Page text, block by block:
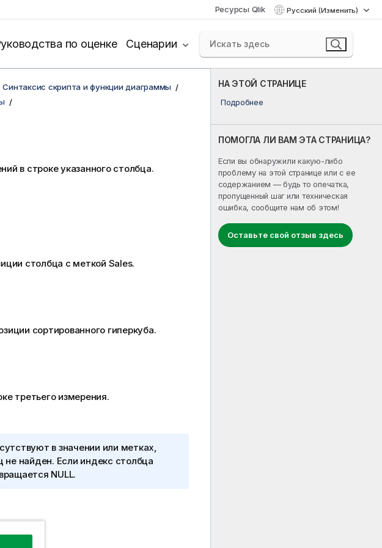
Ресурсы Qlik Русский (Изменить)
по оценке Сценарии
НА ЭТОЙ СТРАНИЦЕ
Подробнее
ПОМОГЛА ЛИ ВАМ ЭТА СТРАНИЦА?
Если вы обнаружили какую-либо
проблему на этой странице или с ее
содержанием — будь то опечатка,
пропущенный шаг или техническая
ошибка, сообщите нам об этом!
Оставьте свой отзыв здесь
Синтаксис скрипта и функции диаграммы
в строке указанного столбца.
столбца с меткой Sales.
сортированного гиперкуба.
третьего измерения.
в значении или метках,
найден. Если индекс столбца
NULL.